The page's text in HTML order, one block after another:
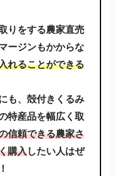
りをする農家直売
ージンもかからな
れることができる
も、殻付きくるみ
特産品を幅広く取
信頼できる農家さ
購入したい人はぜ